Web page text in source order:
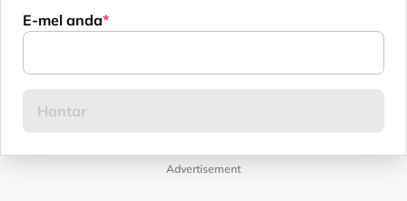
E-mel anda
Advertisement